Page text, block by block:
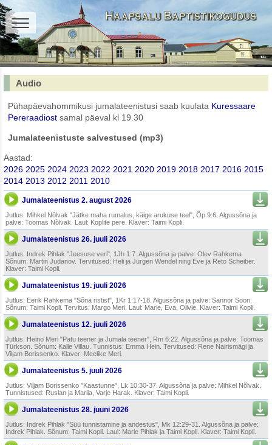
Audio
Pühapäevahommikusi jumalateenistusi saab kuulata Kuressaare
Pereraadiost samal päeval kl 19.30
Jumalateenistuste salvestused (mp3)
Aastad:
2026 2025 2024 2023 2022 2021 2020 2019 2018 2017 2016 2015
2014 2013 2012 2011 2010
Jumalateenistus 2. august 2026
Jutlus: Mihkel Nõlvak "Jätke maha rumalus, käige arukuse teel", Õp 9:6. Algussõna ja
palve: Toomas Nõlvak. Laul: Koplite pere. Klaver: Taimi Kopli.
Jumalateenistus 26. juuli 2026
Jutlus: Indrek Pihlak "Jeesuse veri", 1Jh 1:7. Algussõna ja palve: Olev Rahkema.
Sõnum: Martin Judanov. Tervitused: Heli ja Jürgen Wendel ning Eve ja Reto Scheiber.
Klaver: Taimi Kopli.
Jumalateenistus 19. juuli 2026
Jutlus: Eerik Rahkema "Sõna ristist", 1Kr 1:17-18. Algussõna ja palve: Sannor Soon.
Sõnum: Taimi Kopli. Tervitus: Margo Meri. Laul: Marie, Eva, Olivie. Klaver: Taimi Kopli.
Jumalateenistus 12. juuli 2026
Jutlus: Heino Meri "Patu teener ja Jumala teener", Rm 6:22. Algussõna ja palve: Toomas
Türkson. Sõnum: Kalle Villau. Tunnistus: Emma Hein. Tervitused: Rene Nairismägi ja
Viljam Borissenko. Klaver: Meelike Meri.
Jumalateenistus 5. juuli 2026
Jutlus: Viljam Borissenko "Kaastunne", Lk 10:30-37. Algussõna ja palve: Mihkel Nõlvak.
Tunnistused: Ruslan ja Mariia, Varje Harak. Klaver: Taimi Kopli.
Jumalateenistus 28. juuni 2026
Jutlus: Indrek Pihlak "Süü tunnistamine ja andestus", Mk 12:29-31. Algussõna ja palve:
Indrek Pihlak. Sõnum: Taimi Kopli. Laul: Marie Pihlak ja Taimi Kopli. Klaver: Taimi Kopli.